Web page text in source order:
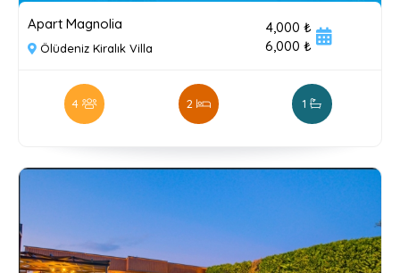
Apart Magnolia
Ölüdeniz Kiralık Villa
4,000 ₺
6,000 ₺
4 2 1